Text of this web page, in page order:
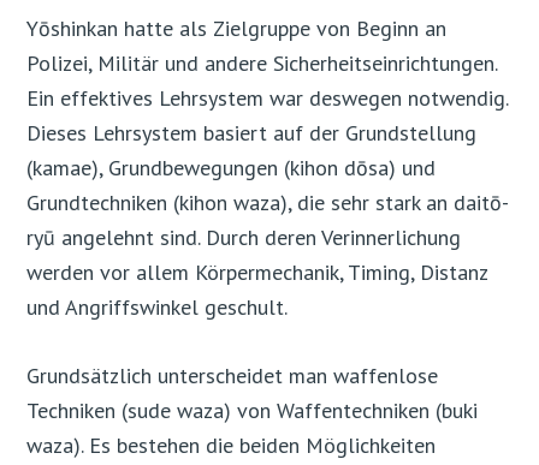
Yōshinkan hatte als Zielgruppe von Beginn an
Polizei, Militär und andere Sicherheitseinrichtungen.
Ein effektives Lehrsystem war deswegen notwendig.
Dieses Lehrsystem basiert auf der Grundstellung
(kamae), Grundbewegungen (kihon dōsa) und
Grundtechniken (kihon waza), die sehr stark an daitō-
ryū angelehnt sind. Durch deren Verinnerlichung
werden vor allem Körpermechanik, Timing, Distanz
und Angriffswinkel geschult.
Grundsätzlich unterscheidet man waffenlose
Techniken (sude waza) von Waffentechniken (buki
waza). Es bestehen die beiden Möglichkeiten